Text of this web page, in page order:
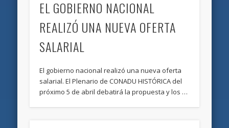
EL GOBIERNO NACIONAL
REALIZÓ UNA NUEVA OFERTA
SALARIAL
El gobierno nacional realizó una nueva oferta
salarial. El Plenario de CONADU HISTÓRICA del
próximo 5 de abril debatirá la propuesta y los …